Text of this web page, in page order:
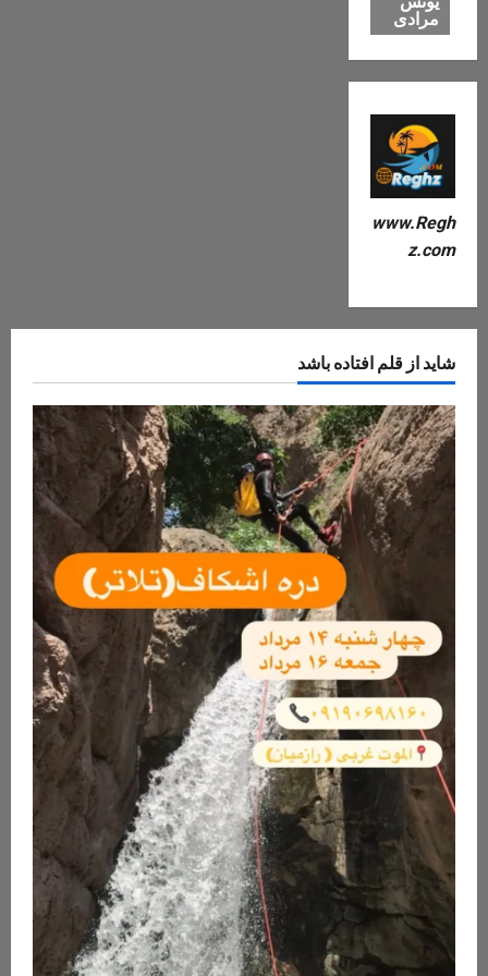
مرادی
www.Regh
z.com
شاید از قلم افتاده باشد